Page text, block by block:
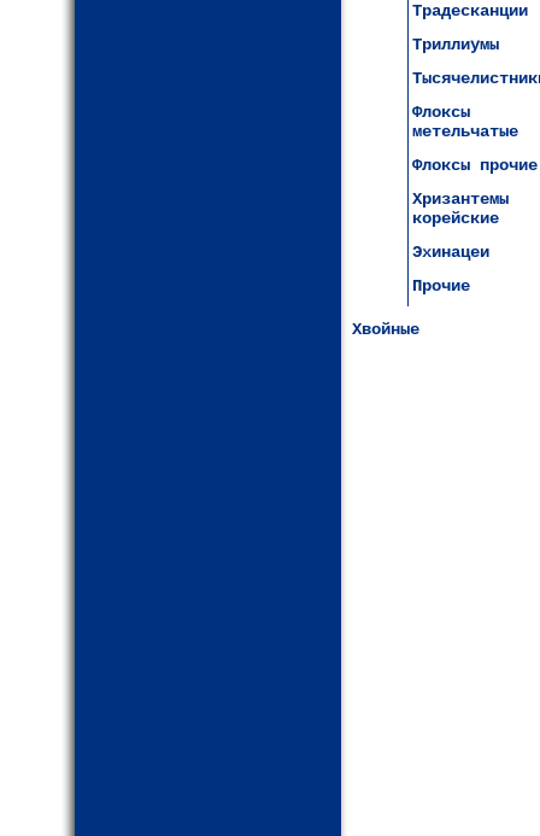
Традесканции
Триллиумы
Флоксы
метельчатые
Флоксы прочие
Хризантемы
корейские
Эхинацеи
Прочие
Хвойные